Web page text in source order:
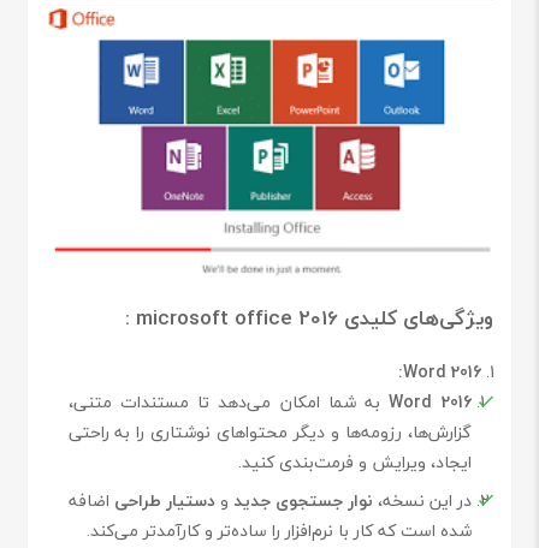
ویژگی‌های کلیدی microsoft office 2016 :
Word 2016:
Word 2016به شما امکان می‌دهد تا مستندات متنی،
گزارش‌ها، رزومه‌ها و دیگر محتواهای نوشتاری را به راحتی
ایجاد، ویرایش و فرمت‌بندی کنید.
در این نسخه، نوار جستجوی جدید و دستیار طراحی اضافه
شده است که کار با نرم‌افزار را ساده‌تر و کارآمدتر می‌کند.